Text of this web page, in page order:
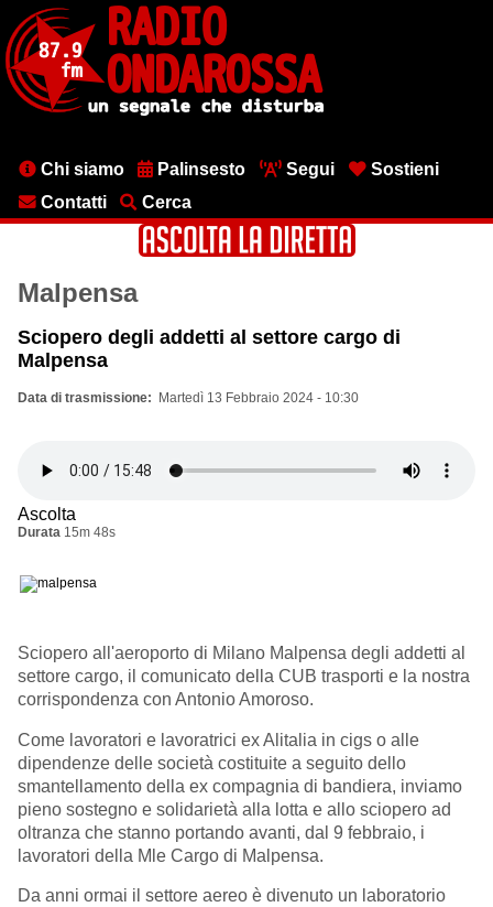
contenuto
principale
MenuChi siamo Palinsesto Segui
Sostieni
Contatti
Cerca
Malpensa
Sciopero degli addetti al settore cargo di
Malpensa
Data di trasmissione Martedì 13 Febbraio 2024 - 10:30
Ascolta
Durata 15m 48s
Sciopero all'aeroporto di Milano Malpensa degli addetti al
settore cargo, il comunicato della CUB trasporti e la nostra
corrispondenza con Antonio Amoroso.
Come lavoratori e lavoratrici ex Alitalia in cigs o alle
dipendenze delle società costituite a seguito dello
smantellamento della ex compagnia di bandiera, inviamo
pieno sostegno e solidarietà alla lotta e allo sciopero ad
oltranza che stanno portando avanti, dal 9 febbraio, i
lavoratori della Mle Cargo di Malpensa.
Da anni ormai il settore aereo è divenuto un laboratorio